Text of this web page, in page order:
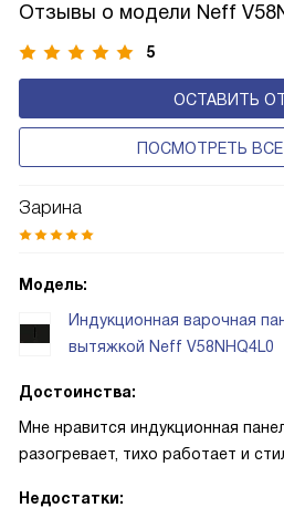
Отзывы о модели Neff
5
ОСТАВИТЬ
ПОСМОТРЕТЬ
Зарина
Модель:
Индукционная варочная
вытяжкой Neff V58NHQ4L0
Достоинства:
Мне нравится индукционная
разогревает, тихо работает и
Недостатки: